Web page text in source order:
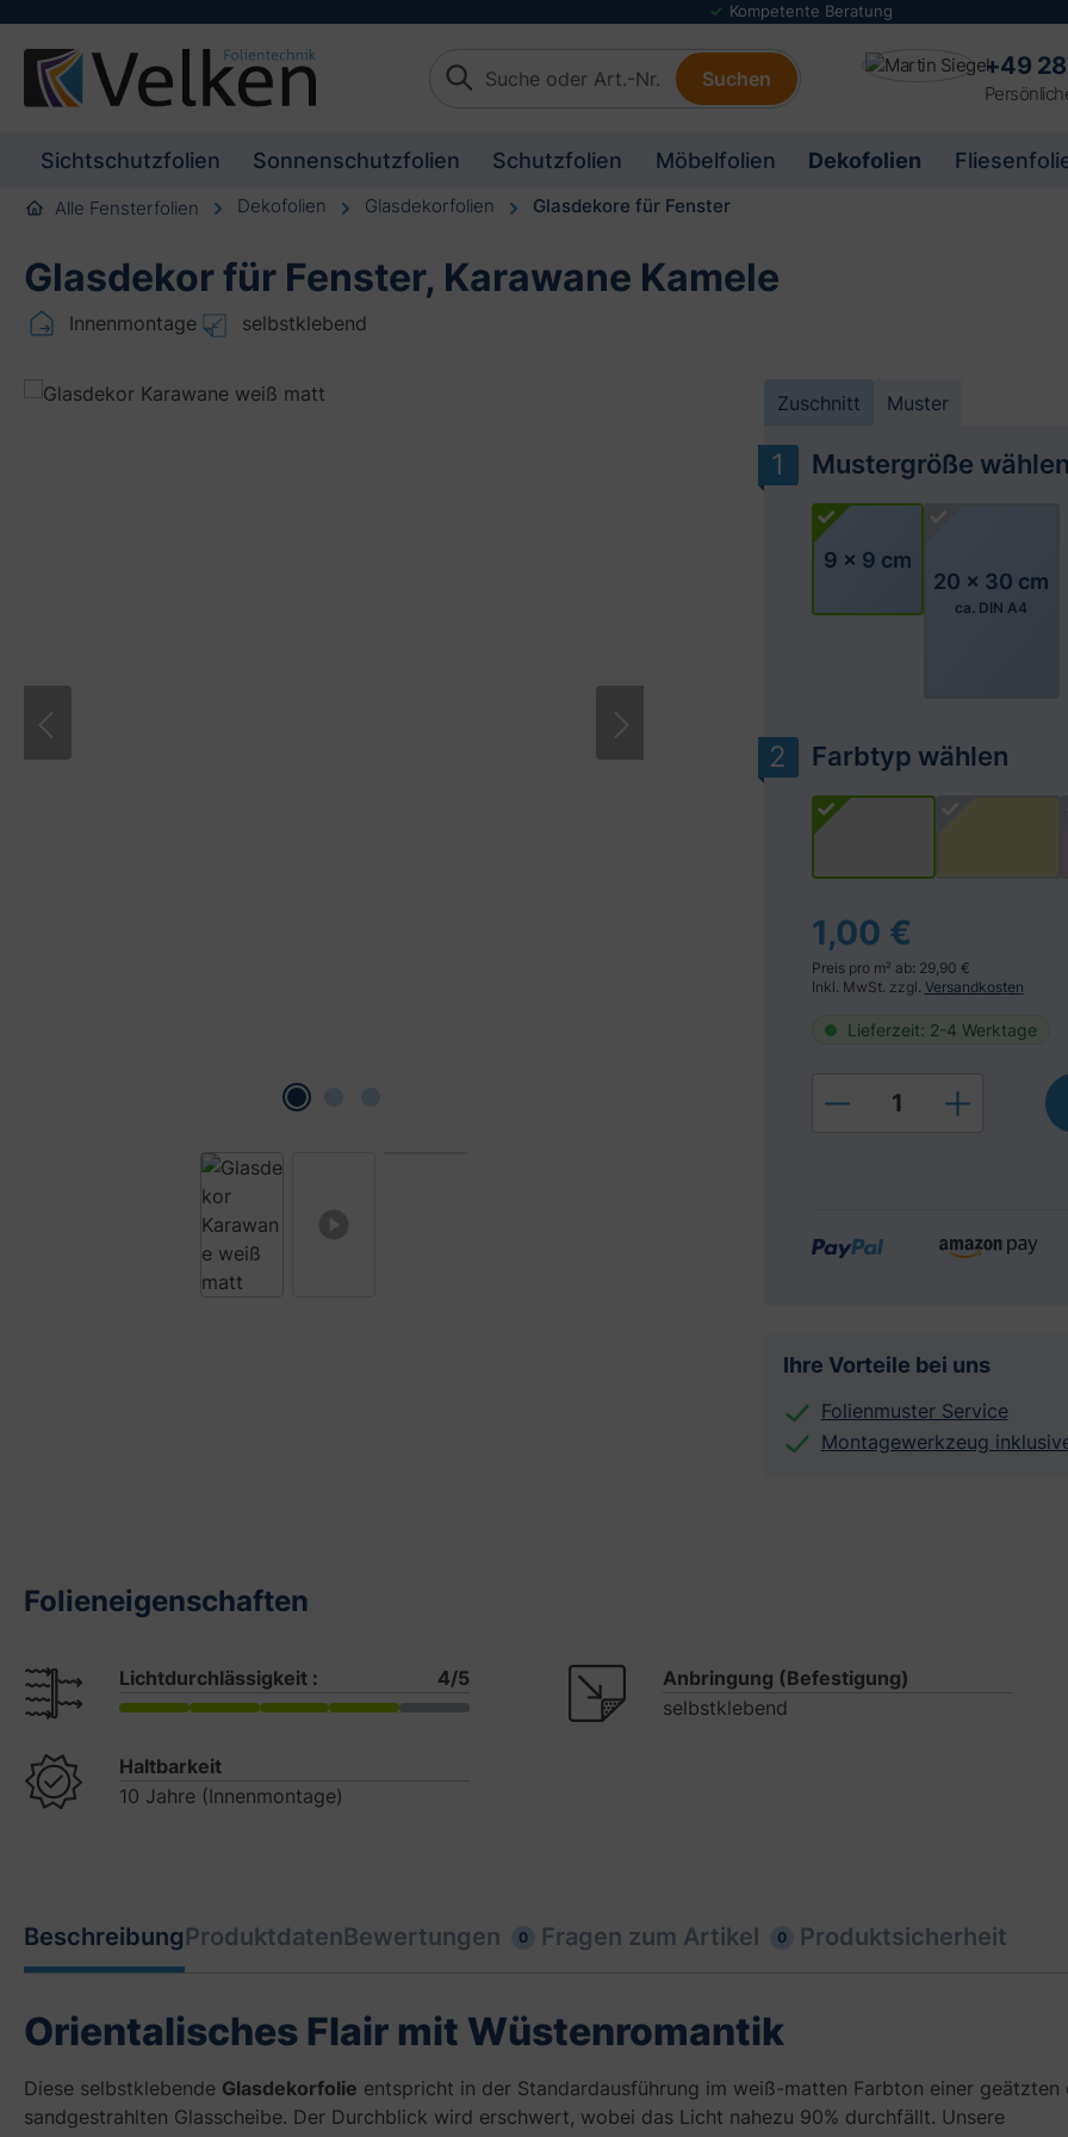
springen Zur Beschreibung springen
Folienmuster Service
Suchen +49
Sichtschutzfolien Sonnenschutzfolien Schutzfolien Möbelfolien Dekofolien
Alle Fensterfolien Dekofolien Glasdekorfolien Glasdekore für Fenster
Bildergalerie überspringen
Glasdekor für Fenster, Karawane Kamele
Innenmontage selbstklebend
Zuschnitt Muster
Mustergröße
9 x 9 cm
20 x 30 cm
ca. DIN A4
Farbtyp wählen
1,00 €
Preis pro m² ab: 29,90 €
Inkl. MwSt. zzgl. Versandkosten
Lieferzeit: 2-4 Werktage
Produkt Anzahl:
Ihre Vorteile bei uns
Folienmuster Service
Montagewerkzeug
Folieneigenschaften
Lichtdurchlässigkeit : 4/5
Anbringung (Befestigung)
selbstklebend
Haltbarkeit
10 Jahre (Innenmontage)
BeschreibungProduktdatenBewertungen 0 Fragen zum Artikel 0 Produktsicherheit
Orientalisches Flair mit Wüstenromantik
Diese selbstklebende Glasdekorfolie entspricht in der Standardausführung im weiß-matten Farbton einer geätzten
sandgestrahlten Glasscheibe. Der Durchblick wird erschwert, wobei das Licht nahezu 90% durchfällt. Unsere